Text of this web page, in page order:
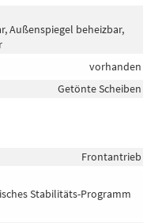
Außenspiegel beheizbar,
vorhanden
Getönte Scheiben
Frontantrieb
Stabilitäts-Programm